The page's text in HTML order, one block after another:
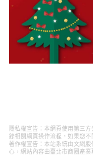
隱私權宣告：本網頁使用第三
錄相關網頁操作流程，如果您
著作權宣告：本站系統由文網股
心，網站內容由臺北市商圈產業